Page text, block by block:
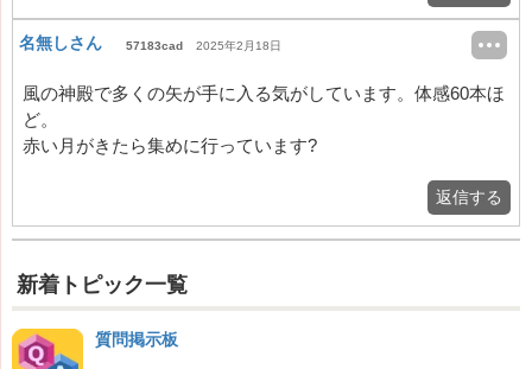
名無しさん 57183cad 2025年2月18日
風の神殿で多くの矢が手に入る気がしています。体感60本ほ
ど。
赤い月がきたら集めに行っています?
返信する
新着トピック一覧
質問掲示板